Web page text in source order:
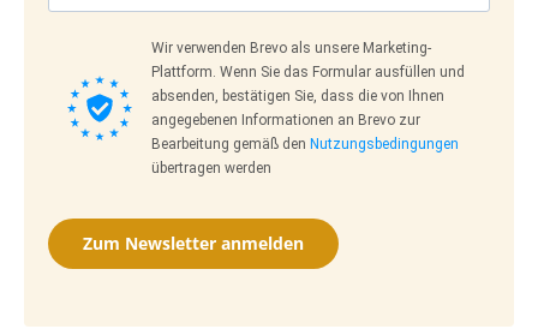
Wir verwenden Brevo als unsere Marketing-
Plattform. Wenn Sie das Formular ausfüllen und
absenden, bestätigen Sie, dass die von Ihnen
angegebenen Informationen an Brevo zur
Bearbeitung gemäß den Nutzungsbedingungen
übertragen werden
Zum Newsletter anmelden